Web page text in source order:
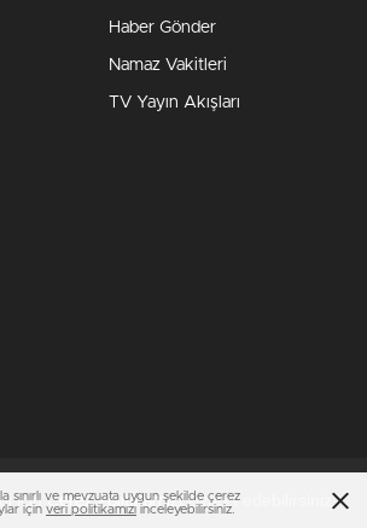
Haber Gönder
Namaz Vakitleri
TV Yayın Akışları
içinÇerez Politikamızıziyaret edebilirsiniz.
sınırlı ve mevzuata uygun şekilde çerez
için veri politikamızı inceleyebilirsiniz.